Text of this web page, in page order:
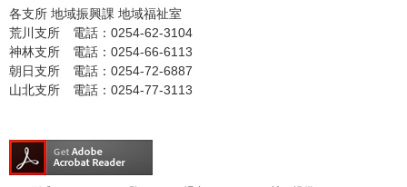
各支所 地域振興課 地域福祉室
荒川支所 電話：0254-62-3104
神林支所 電話：0254-66-6113
朝日支所 電話：0254-72-6887
山北支所 電話：0254-77-3113